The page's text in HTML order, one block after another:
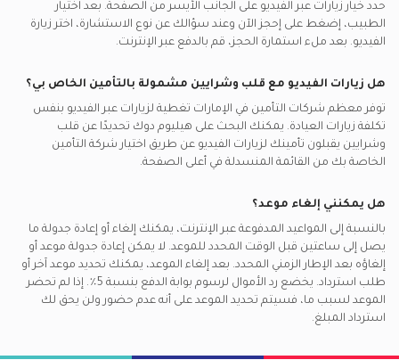
حدد خيار زيارات عبر الفيديو على الجانب الأيسر من الصفحة. بعد اختيار
الطبيب، إضغط على إحجز الآن وعند سؤالك عن نوع الاستشارة، اختر زيارة
الفيديو. بعد ملء استمارة الحجز، قم بالدفع عبر الإنترنت.
هل زيارات الفيديو مع قلب وشرايين مشمولة بالتأمين الخاص بي؟
توفر معظم شركات التأمين في الإمارات تغطية لزيارات عبر الفيديو بنفس
تكلفة زيارات العيادة. يمكنك البحث على هيليوم دوك تحديدًا عن قلب
وشرايين يقبلون تأمينك لزيارات الفيديو عن طريق اختيار شركة التأمين
الخاصة بك من القائمة المنسدلة في أعلى الصفحة.
هل يمكنني إلغاء موعد؟
بالنسبة إلى المواعيد المدفوعة عبر الإنترنت، يمكنك إلغاء أو إعادة جدولة ما
يصل إلى ساعتين قبل الوقت المحدد للموعد. لا يمكن إعادة جدولة موعد أو
إلغاؤه بعد الإطار الزمني المحدد. بعد إلغاء الموعد، يمكنك تحديد موعد آخر أو
طلب استرداد. يخضع رد الأموال لرسوم بوابة الدفع بنسبة 5٪. إذا لم تحضر
الموعد لسبب ما، فسيتم تحديد الموعد على أنه عدم حضور ولن يحق لك
استرداد المبلغ.